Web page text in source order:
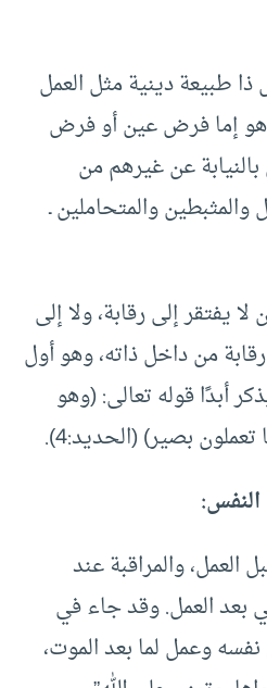
ذا طبيعة دينية مثل العمل
إما فرض عين أو فرض
بالنيابة عن غيرهم من
والمثبطين والمتحاملين ـ
يفتقر إلى رقابة، ولا إلى
من داخل ذاته، وهو أول
أبدًا قوله تعالى: (وهو
تعملون بصير) (الحديد:4).
العمل، والمراقبة عند
بعد العمل. وقد جاء في
وعمل لما بعد الموت،